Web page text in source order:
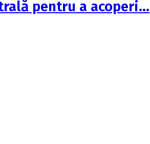
pentru a acoperi…